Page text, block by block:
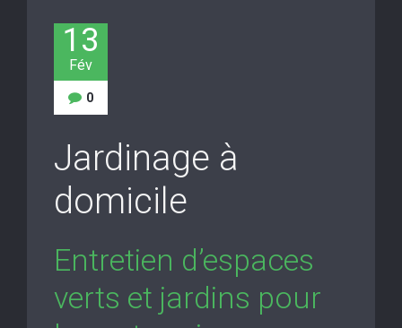
13
Fév
0
Jardinage à
domicile
Entretien d’espaces
verts et jardins pour